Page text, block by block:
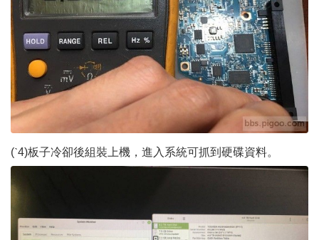
(ˋ4)板子冷卻後組裝上機，進入系統可抓到硬碟資料。